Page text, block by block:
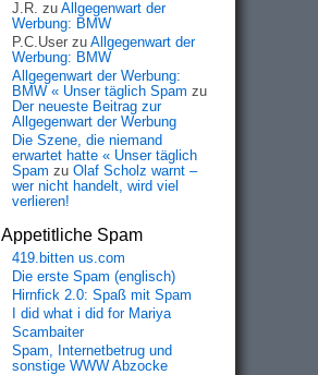
J.R. zu Allgegenwart der
Werbung: BMW
P.C.User zu Allgegenwart der
Werbung: BMW
Allgegenwart der Werbung:
BMW « Unser täglich Spam zu
Der neueste Beitrag zur
Allgegenwart der Werbung
Die Szene, die niemand
erwartet hatte « Unser täglich
Spam zu Olaf Scholz warnt –
wer nicht handelt, wird viel
verlieren!
Appetitliche Spam
419.bitten us.com
Die erste Spam (englisch)
Hirnfick 2.0: Spaß mit Spam
I did what i did for Mariya
Scambaiter
Spam, Internetbetrug und
sonstige WWW Abzocke